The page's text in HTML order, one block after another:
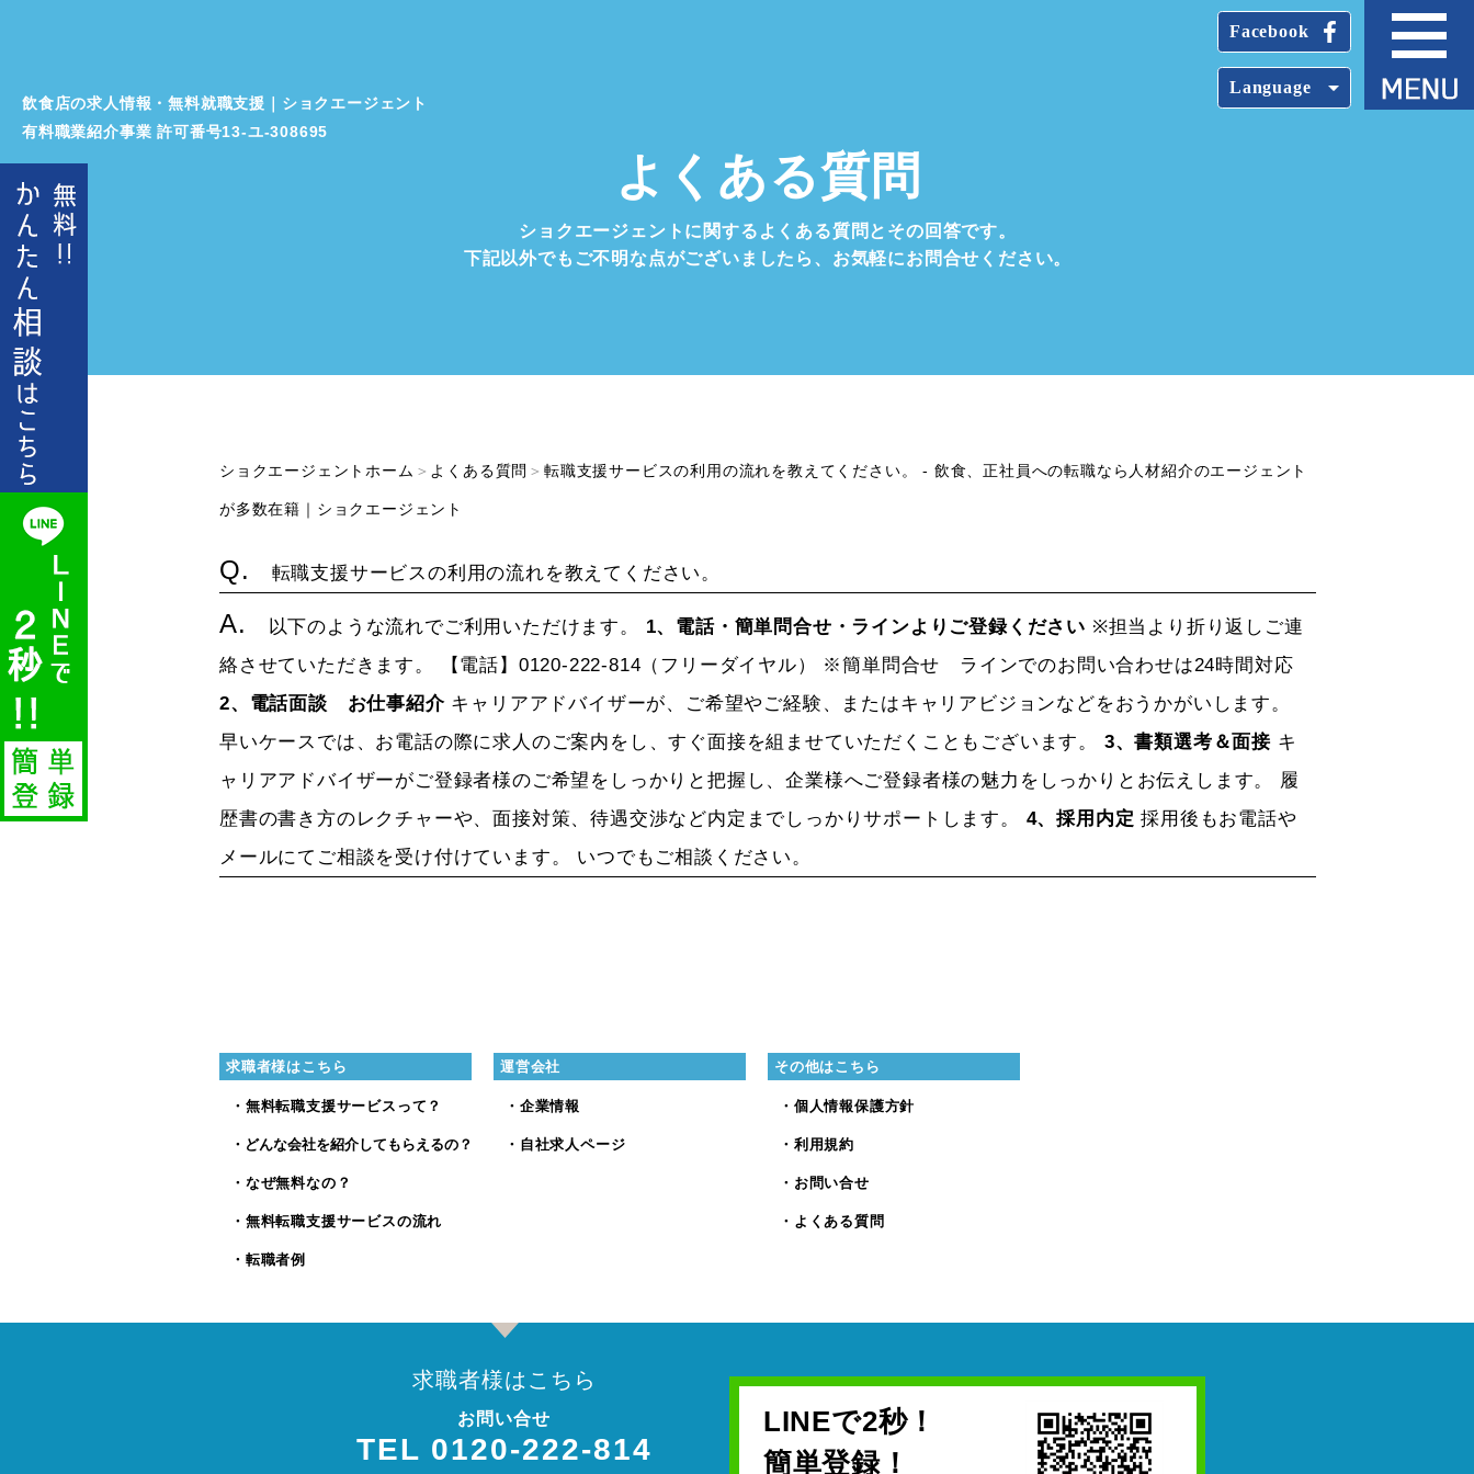
飲食店の求人情報・無料就職支援｜ショクエージェント
Language
Facebook
有料職業紹介事業 許可番号13‐ユ‐308695
よくある質問
ショクエージェントに関するよくある質問とその回答です。
下記以外でもご不明な点がございましたら、お気軽にお問合せください。
ショクエージェントホーム ＞ よくある質問 ＞転職支援サービスの利用の流れを教えてください。 - 飲食、正社員への転職なら人材紹介のエージェント
が多数在籍｜ショクエージェント
Q. 転職支援サービスの利用の流れを教えてください。
A. 以下のような流れでご利用いただけます。 1、電話・簡単問合せ・ラインよりご登録ください ※担当より折り返しご連
絡させていただきます。 【電話】 0120-222-814 （フリーダイヤル） ※簡単問合せ ラインでのお問い合わせは24時間対応
2、電話面談 お仕事紹介キャリアアドバイザーが、ご希望やご経験、またはキャリアビジョンなどをおうかがいします。
早いケースでは、お電話の際に求人のご案内をし、すぐ面接を組ませていただくこともございます。 3、書類選考＆面接 キ
ャリアアドバイザーがご登録者様のご希望をしっかりと把握し、企業様へご登録者様の魅力をしっかりとお伝えします。 履
歴書の書き方のレクチャーや、面接対策、待遇交渉など内定までしっかりサポートします。 4、採用内定 採用後もお電話や
メールにてご相談を受け付けています。 いつでもご相談ください。
求職者様はこちら
・無料転職支援サービスって？
・どんな会社を紹介してもらえるの？
・なぜ無料なの？
・無料転職支援サービスの流れ
・転職者例
運営会社
・企業情報
・自社求人ページ
その他はこちら
・個人情報保護方針
・利用規約
・お問い合せ
・よくある質問
求職者様はこちら
お問い合せ
TEL 0120-222-814
LINEで2秒！
簡単登録！